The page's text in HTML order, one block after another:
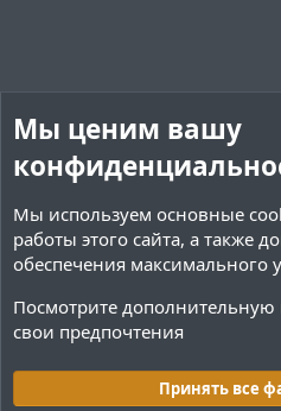
Cookies Тёмная (2020)
Мы ценим вашу
Мы используем основные
работы этого сайта, а также
обеспечения максимального
Посмотрите
свои предпочтения
Принять все